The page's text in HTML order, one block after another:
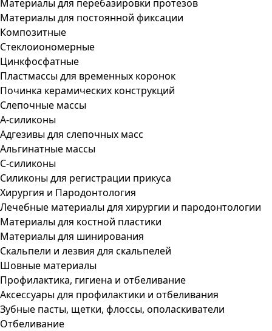
Материалы для перебазировки протезов
Материалы для постоянной фиксации
Композитные
Стеклоиономерные
Цинкфосфатные
Пластмассы для временных коронок
Починка керамических конструкций
Слепочные массы
А-силиконы
Адгезивы для слепочных масс
Альгинатные массы
С-силиконы
Силиконы для регистрации прикуса
Хирургия и Пародонтология
Лечебные материалы для хирургии и пародонтологии
Материалы для костной пластики
Материалы для шинирования
Скальпели и лезвия для скальпелей
Шовные материалы
Профилактика, гигиена и отбеливание
Аксессуары для профилактики и отбеливания
Зубные пасты, щетки, флоссы, ополаскиватели
Отбеливание